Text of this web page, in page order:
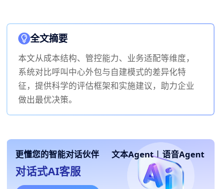
全文摘要
本文从成本结构、管控能力、业务适配等维度，
系统对比呼叫中心外包与自建模式的差异化特
征，提供科学的评估框架和实施建议，助力企业
做出最优决策。
更懂您的智能对话伙伴 文本Agent | 语音Agent
对话式AI客服